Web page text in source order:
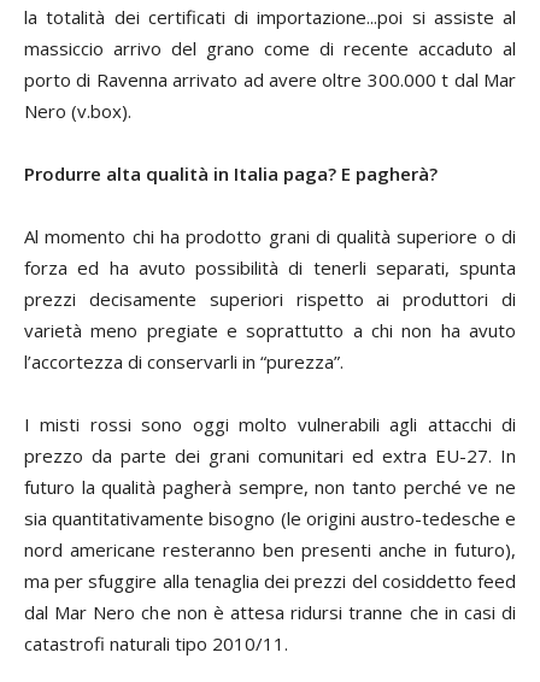
la totalità dei certificati di importazione...poi si assiste al
massiccio arrivo del grano come di recente accaduto al
porto di Ravenna arrivato ad avere oltre 300.000 t dal Mar
Nero (v.box).
Produrre alta qualità in Italia paga? E pagherà?
Al momento chi ha prodotto grani di qualità superiore o di
forza ed ha avuto possibilità di tenerli separati, spunta
prezzi decisamente superiori rispetto ai produttori di
varietà meno pregiate e soprattutto a chi non ha avuto
l’accortezza di conservarli in “purezza”.
I misti rossi sono oggi molto vulnerabili agli attacchi di
prezzo da parte dei grani comunitari ed extra EU-27. In
futuro la qualità pagherà sempre, non tanto perché ve ne
sia quantitativamente bisogno (le origini austro-tedesche e
nord americane resteranno ben presenti anche in futuro),
ma per sfuggire alla tenaglia dei prezzi del cosiddetto feed
dal Mar Nero che non è attesa ridursi tranne che in casi di
catastrofi naturali tipo 2010/11.